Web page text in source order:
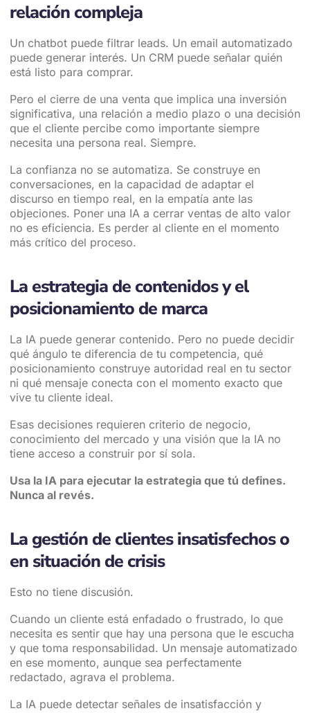
relación compleja
Un chatbot puede filtrar leads. Un email automatizado
puede generar interés. Un CRM puede señalar quién
está listo para comprar.
Pero el cierre de una venta que implica una inversión
significativa, una relación a medio plazo o una decisión
que el cliente percibe como importante siempre
necesita una persona real. Siempre.
La confianza no se automatiza. Se construye en
conversaciones, en la capacidad de adaptar el
discurso en tiempo real, en la empatía ante las
objeciones. Poner una IA a cerrar ventas de alto valor
no es eficiencia. Es perder al cliente en el momento
más crítico del proceso.
La estrategia de contenidos y el
posicionamiento de marca
La IA puede generar contenido. Pero no puede decidir
qué ángulo te diferencia de tu competencia, qué
posicionamiento construye autoridad real en tu sector
ni qué mensaje conecta con el momento exacto que
vive tu cliente ideal.
Esas decisiones requieren criterio de negocio,
conocimiento del mercado y una visión que la IA no
tiene acceso a construir por sí sola.
Usa la IA para ejecutar la estrategia que tú defines.
Nunca al revés.
La gestión de clientes insatisfechos o
en situación de crisis
Esto no tiene discusión.
Cuando un cliente está enfadado o frustrado, lo que
necesita es sentir que hay una persona que le escucha
y que toma responsabilidad. Un mensaje automatizado
en ese momento, aunque sea perfectamente
redactado, agrava el problema.
La IA puede detectar señales de insatisfacción y